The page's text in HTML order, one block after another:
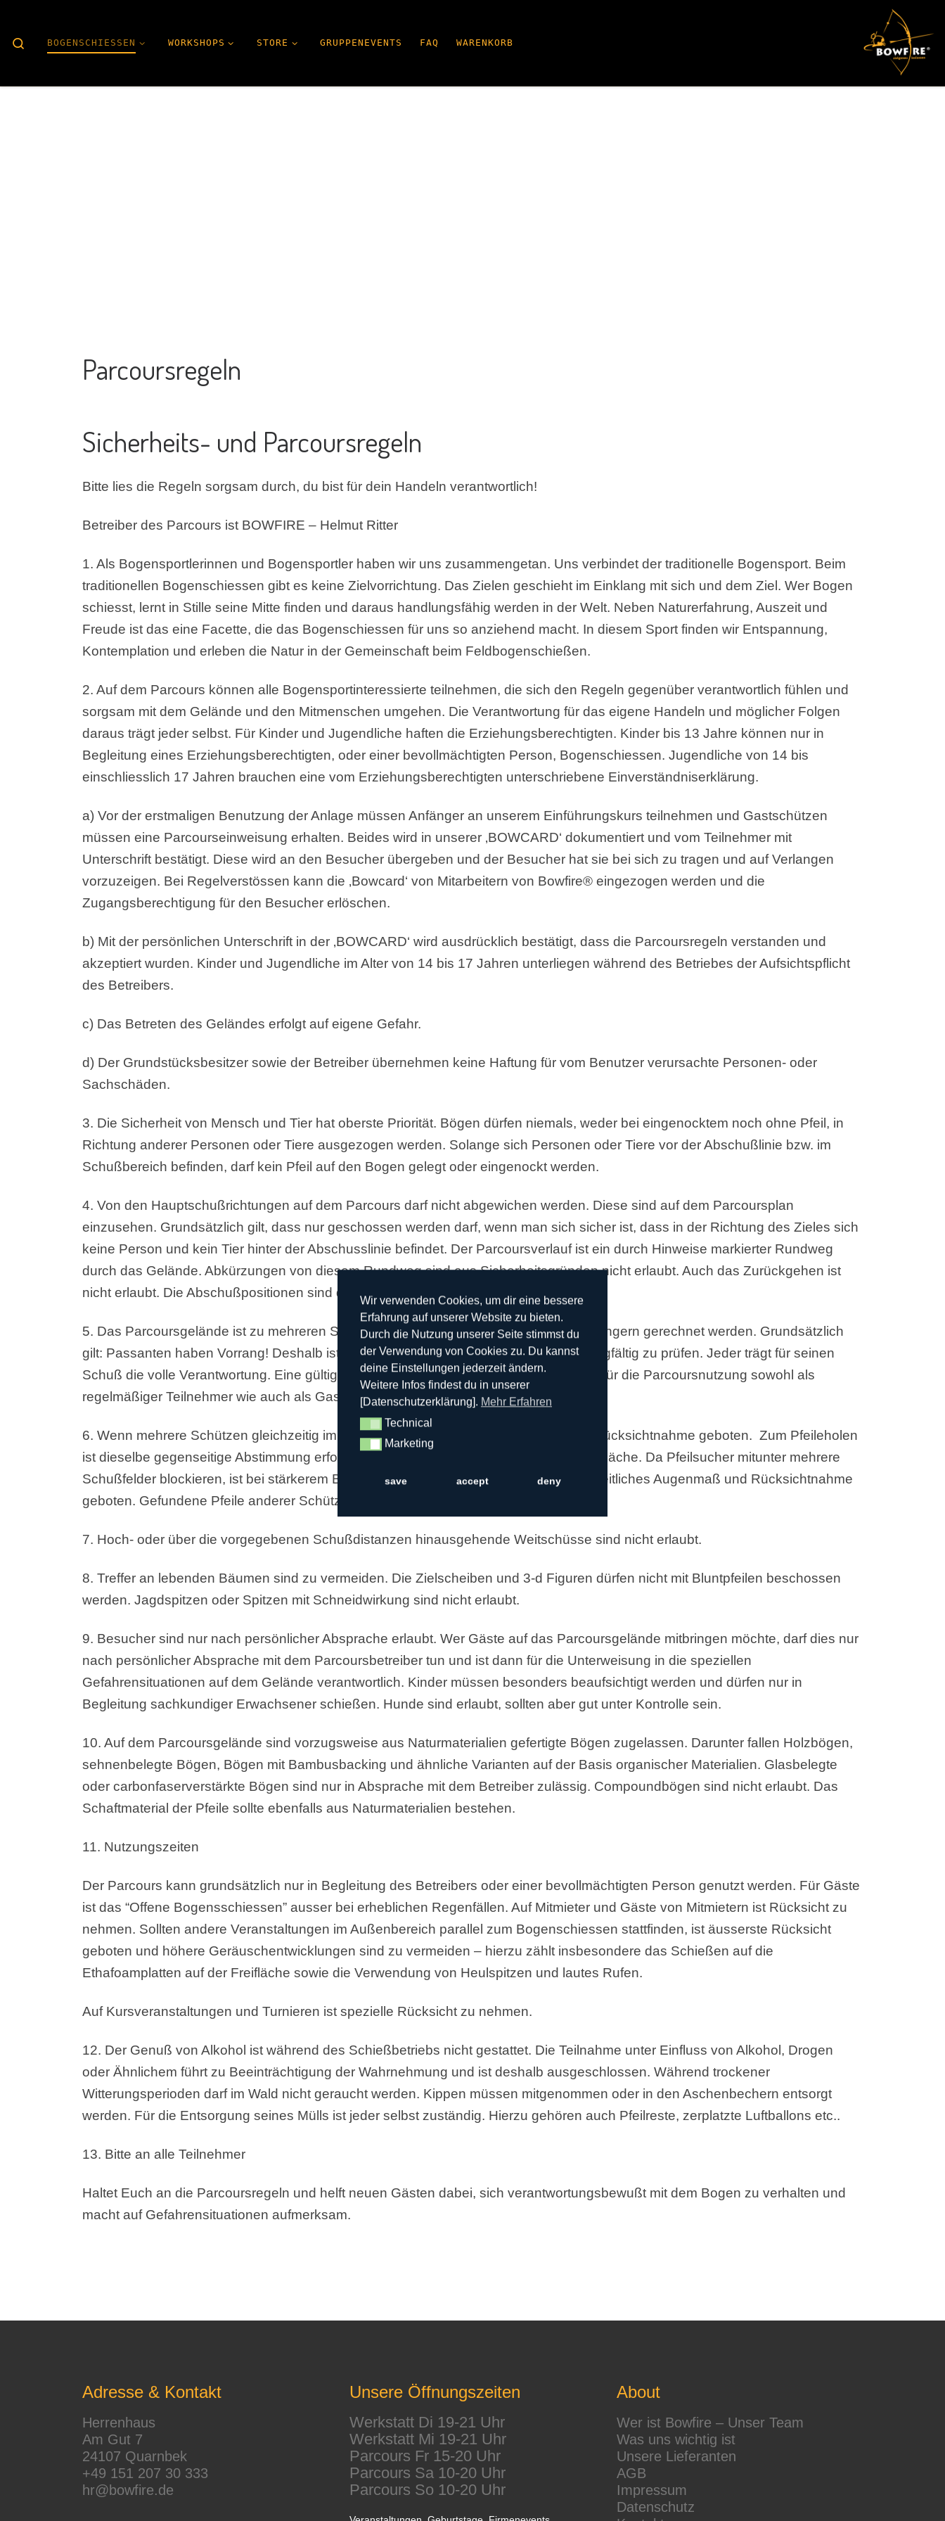
BOGENSCHIESSEN WORKSHOPS STORE GRUPPENEVENTS FAQ WARENKORB
Search
Parcoursregeln
Sicherheits- und Parcoursregeln
Bitte lies die Regeln sorgsam durch, du bist für dein Handeln verantwortlich!
Betreiber des Parcours ist BOWFIRE – Helmut Ritter
1. Als Bogensportlerinnen und Bogensportler haben wir uns zusammengetan. Uns verbindet der traditionelle Bogensport. Beim
traditionellen Bogenschiessen gibt es keine Zielvorrichtung. Das Zielen geschieht im Einklang mit sich und dem Ziel. Wer Bogen
schiesst, lernt in Stille seine Mitte finden und daraus handlungsfähig werden in der Welt. Neben Naturerfahrung, Auszeit und
Freude ist das eine Facette, die das Bogenschiessen für uns so anziehend macht. In diesem Sport finden wir Entspannung,
Kontemplation und erleben die Natur in der Gemeinschaft beim Feldbogenschießen.
2. Auf dem Parcours können alle Bogensportinteressierte teilnehmen, die sich den Regeln gegenüber verantwortlich fühlen und
sorgsam mit dem Gelände und den Mitmenschen umgehen. Die Verantwortung für das eigene Handeln und möglicher Folgen
daraus trägt jeder selbst. Für Kinder und Jugendliche haften die Erziehungsberechtigten. Kinder bis 13 Jahre können nur in
Begleitung eines Erziehungsberechtigten, oder einer bevollmächtigten Person, Bogenschiessen. Jugendliche von 14 bis
einschliesslich 17 Jahren brauchen eine vom Erziehungsberechtigten unterschriebene Einverständniserklärung.
a) Vor der erstmaligen Benutzung der Anlage müssen Anfänger an unserem Einführungskurs teilnehmen und Gastschützen
müssen eine Parcourseinweisung erhalten. Beides wird in unserer ‚BOWCARD‘ dokumentiert und vom Teilnehmer mit
Unterschrift bestätigt. Diese wird an den Besucher übergeben und der Besucher hat sie bei sich zu tragen und auf Verlangen
vorzuzeigen. Bei Regelverstössen kann die ‚Bowcard‘ von Mitarbeitern von Bowfire® eingezogen werden und die
Zugangsberechtigung für den Besucher erlöschen.
b) Mit der persönlichen Unterschrift in der ‚BOWCARD‘ wird ausdrücklich bestätigt, dass die Parcoursregeln verstanden und
akzeptiert wurden. Kinder und Jugendliche im Alter von 14 bis 17 Jahren unterliegen während des Betriebes der Aufsichtspflicht
des Betreibers.
c) Das Betreten des Geländes erfolgt auf eigene Gefahr.
d) Der Grundstücksbesitzer sowie der Betreiber übernehmen keine Haftung für vom Benutzer verursachte Personen- oder
Sachschäden.
3. Die Sicherheit von Mensch und Tier hat oberste Priorität. Bögen dürfen niemals, weder bei eingenocktem noch ohne Pfeil, in
Richtung anderer Personen oder Tiere ausgezogen werden. Solange sich Personen oder Tiere vor der Abschußlinie bzw. im
Schußbereich befinden, darf kein Pfeil auf den Bogen gelegt oder eingenockt werden.
4. Von den Hauptschußrichtungen auf dem Parcours darf nicht abgewichen werden. Diese sind auf dem Parcoursplan
einzusehen. Grundsätzlich gilt, dass nur geschossen werden darf, wenn man sich sicher ist, dass in der Richtung des Zieles sich
keine Person und kein Tier hinter der Abschusslinie befindet. Der Parcoursverlauf ist ein durch Hinweise markierter Rundweg
durch das Gelände. Abkürzungen von diesem Rundweg sind aus Sicherheitsgründen nicht erlaubt. Auch das Zurückgehen ist
nicht erlaubt. Die Abschußpositionen sind durch schwarz/orangene Pflöcke markiert.
5. Das Parcoursgelände ist zu mehreren Seite hin offen und daher muss mit Spaziergängern gerechnet werden. Grundsätzlich
gilt: Passanten haben Vorrang! Deshalb ist jeder Schütze gehalten, sein Schußfeld sorgfältig zu prüfen. Jeder trägt für seinen
Schuß die volle Verantwortung. Eine gültige Haftpflichtversicherung ist Voraussetzung für die Parcoursnutzung sowohl als
regelmäßiger Teilnehmer wie auch als Gast.
6. Wenn mehrere Schützen gleichzeitig im Gelände unterwegs sind, ist gegenseitige Rücksichtnahme geboten. Zum Pfeileholen
ist dieselbe gegenseitige Abstimmung erforderlich wie an der Abschußlinie auf der Freifläche. Da Pfeilsucher mitunter mehrere
Schußfelder blockieren, ist bei stärkerem Betrieb auf dem Gelände für die Pfeilsuche zeitliches Augenmaß und Rücksichtnahme
geboten. Gefundene Pfeile anderer Schützen gehören in den Findekorb.
7. Hoch- oder über die vorgegebenen Schußdistanzen hinausgehende Weitschüsse sind nicht erlaubt.
8. Treffer an lebenden Bäumen sind zu vermeiden. Die Zielscheiben und 3-d Figuren dürfen nicht mit Bluntpfeilen beschossen
werden. Jagdspitzen oder Spitzen mit Schneidwirkung sind nicht erlaubt.
9. Besucher sind nur nach persönlicher Absprache erlaubt. Wer Gäste auf das Parcoursgelände mitbringen möchte, darf dies nur
nach persönlicher Absprache mit dem Parcoursbetreiber tun und ist dann für die Unterweisung in die speziellen
Gefahrensituationen auf dem Gelände verantwortlich. Kinder müssen besonders beaufsichtigt werden und dürfen nur in
Begleitung sachkundiger Erwachsener schießen. Hunde sind erlaubt, sollten aber gut unter Kontrolle sein.
10. Auf dem Parcoursgelände sind vorzugsweise aus Naturmaterialien gefertigte Bögen zugelassen. Darunter fallen Holzbögen,
sehnenbelegte Bögen, Bögen mit Bambusbacking und ähnliche Varianten auf der Basis organischer Materialien. Glasbelegte
oder carbonfaserverstärkte Bögen sind nur in Absprache mit dem Betreiber zulässig. Compoundbögen sind nicht erlaubt. Das
Schaftmaterial der Pfeile sollte ebenfalls aus Naturmaterialien bestehen.
11. Nutzungszeiten
Der Parcours kann grundsätzlich nur in Begleitung des Betreibers oder einer bevollmächtigten Person genutzt werden. Für Gäste
ist das “Offene Bogensschiessen” ausser bei erheblichen Regenfällen. Auf Mitmieter und Gäste von Mitmietern ist Rücksicht zu
nehmen. Sollten andere Veranstaltungen im Außenbereich parallel zum Bogenschiessen stattfinden, ist äusserste Rücksicht
geboten und höhere Geräuschentwicklungen sind zu vermeiden – hierzu zählt insbesondere das Schießen auf die
Ethafoamplatten auf der Freifläche sowie die Verwendung von Heulspitzen und lautes Rufen.
Auf Kursveranstaltungen und Turnieren ist spezielle Rücksicht zu nehmen.
12. Der Genuß von Alkohol ist während des Schießbetriebs nicht gestattet. Die Teilnahme unter Einfluss von Alkohol, Drogen
oder Ähnlichem führt zu Beeinträchtigung der Wahrnehmung und ist deshalb ausgeschlossen. Während trockener
Witterungsperioden darf im Wald nicht geraucht werden. Kippen müssen mitgenommen oder in den Aschenbechern entsorgt
werden. Für die Entsorgung seines Mülls ist jeder selbst zuständig. Hierzu gehören auch Pfeilreste, zerplatzte Luftballons etc..
13. Bitte an alle Teilnehmer
Haltet Euch an die Parcoursregeln und helft neuen Gästen dabei, sich verantwortungsbewußt mit dem Bogen zu verhalten und
macht auf Gefahrensituationen aufmerksam.
Adresse & Kontakt
Herrenhaus
Am Gut 7
24107 Quarnbek
+49 151 207 30 333
hr@bowfire.de
Unsere Öffnungszeiten
Werkstatt Di 19-21 Uhr
Werkstatt Mi 19-21 Uhr
Parcours Fr 15-20 Uhr
Parcours Sa 10-20 Uhr
Parcours So 10-20 Uhr
About
Wer ist Bowfire – Unser Team
Was uns wichtig ist
Unsere Lieferanten
AGB
Impressum
Datenschutz
Wir verwenden Cookies, um dir eine bessere
Erfahrung auf unserer Website zu bieten.
Durch die Nutzung unserer Seite stimmst du
der Verwendung von Cookies zu. Du kannst
deine Einstellungen jederzeit ändern.
Weitere Infos findest du in unserer
[Datenschutzerklärung]. Mehr Erfahren
Technical
Technical
Marketing
Marketing
save accept deny